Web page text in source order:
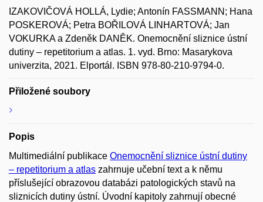
IZAKOVIČOVÁ HOLLÁ, Lydie; Antonín FASSMANN; Hana
POSKEROVÁ; Petra BOŘILOVÁ LINHARTOVÁ; Jan
VOKURKA a Zdeněk DANĚK. Onemocnění sliznice ústní
dutiny – repetitorium a atlas. 1. vyd. Brno: Masarykova
univerzita, 2021. Elportál. ISBN 978-80-210-9794-0.
Přiložené soubory
Popis
Multimediální publikace Onemocnění sliznice ústní dutiny
– repetitorium a atlas zahrnuje učební text a k němu
příslušející obrazovou databázi patologických stavů na
sliznicích dutiny ústní. Úvodní kapitoly zahrnují obecné